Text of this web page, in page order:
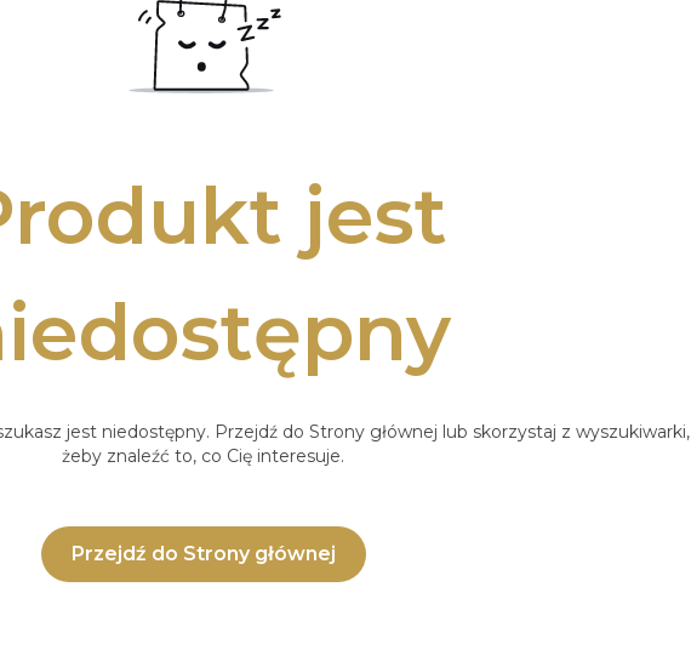
jest
jest niedostępny. Przejdź do Strony głównej lub skorzystaj z wyszukiwarki,
żeby znaleźć to, co Cię interesuje.
Przejdź do Strony głównej